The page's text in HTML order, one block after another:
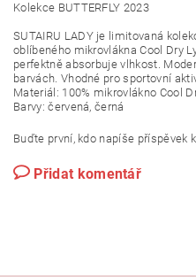
Kolekce BUTTERFLY 2023
SUTAIRU LADY je limitovaná
oblíbeného mikrovlákna Cool Dry
perfektně absorbuje vlhkost.
barvách. Vhodné pro sportovní
Materiál: 100% mikrovlákno Cool
Barvy: červená, černá
Buďte první, kdo napíše příspěvek
Přidat komentář